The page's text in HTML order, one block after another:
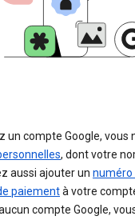
un compte Google, vous
, dont votre
aussi ajouter un numéro
paiementà votre
compte Google,